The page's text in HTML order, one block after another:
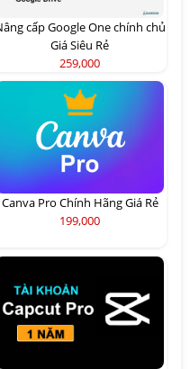
cấp Google One chính chủ
Giá Siêu Rẻ
259,000
Canva Pro Chính Hãng Giá Rẻ
199,000